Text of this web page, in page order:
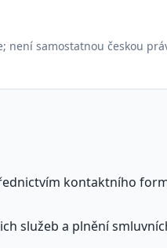
není samostatnou českou
kontaktního
služeb a plnění